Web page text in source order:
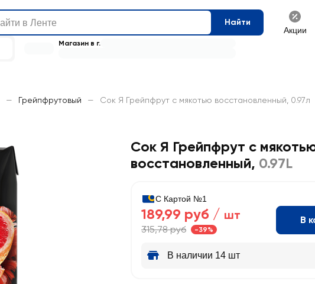
Найти
Акции
Магазин в г.
— Грейпфрутовый — Сок Я Грейпфрут с мякотью восстановленный, 0.97л
Сок Я Грейпфрут с
восстановленный, 0.97L
С Картой №1
189,99 руб / шт
315,78 руб -39%
В
В наличии 14 шт